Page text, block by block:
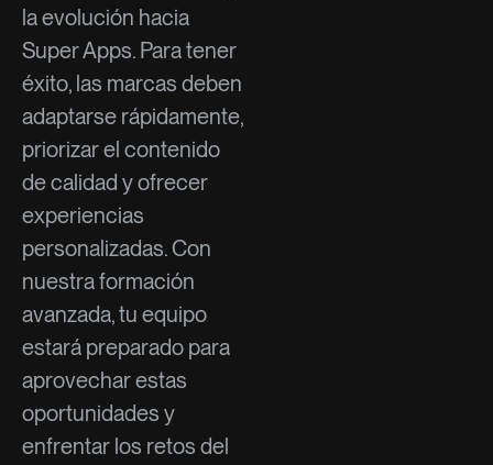
la evolución hacia
Super Apps. Para tener
éxito, las marcas deben
adaptarse rápidamente,
priorizar el contenido
de calidad y ofrecer
experiencias
personalizadas. Con
nuestra formación
avanzada, tu equipo
estará preparado para
aprovechar estas
oportunidades y
enfrentar los retos del